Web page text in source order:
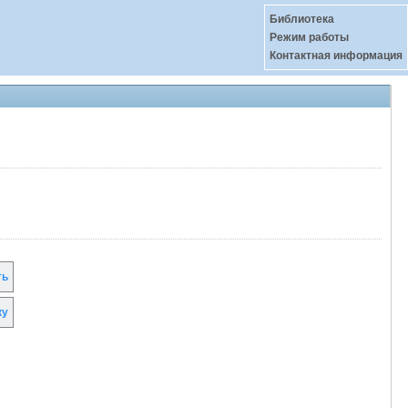
Библиотека
Режим работы
Контактная информация